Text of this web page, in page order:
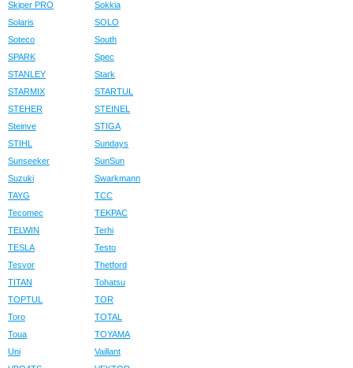
Skiper PRO
Sokkia
Solaris
SOLO
Soteco
South
SPARK
Spec
STANLEY
Stark
STARMIX
STARTUL
STEHER
STEINEL
Steinve
STIGA
STIHL
Sundays
Sunseeker
SunSun
Suzuki
Swarkmann
TAYG
TCC
Tecomec
TEKPAC
TELWIN
Terhi
TESLA
Testo
Tesvor
Thetford
TITAN
Tohatsu
TOPTUL
TOR
Toro
TOTAL
Toua
TOYAMA
Uni
Vaillant